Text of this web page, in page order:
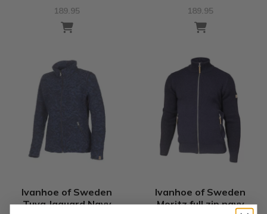
189.95 189.95
Ivanhoe of Sweden
Tuva Jaquard Navy
Ivanhoe of Sweden
Moritz full zip navy